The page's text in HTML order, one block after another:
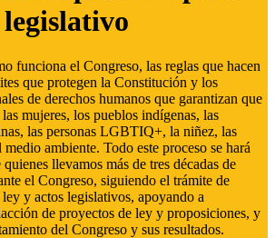
legislativo
funciona el Congreso, las reglas que hacen
que protegen la Constitución y los
de derechos humanos que garantizan que
mujeres, los pueblos indígenas, las
las personas LGBTIQ+, la niñez, las
ambiente. Todo este proceso se hará
llevamos más de tres décadas de
el Congreso, siguiendo el trámite de
y actos legislativos, apoyando a
de proyectos de ley y proposiciones, y
del Congreso y sus resultados.